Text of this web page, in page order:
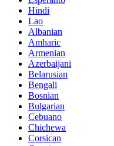
Hindi
Lao
Albanian
Amharic
Armenian
Azerbaijani
Belarusian
Bengali
Bosnian
Bulgarian
Cebuano
Chichewa
Corsican